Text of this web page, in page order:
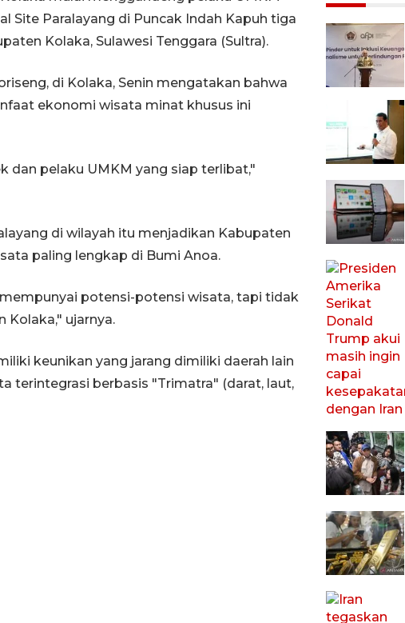
Site Paralayang di Puncak Indah Kapuh tiga
Kolaka, Sulawesi Tenggara (Sultra).
di Kolaka, Senin mengatakan bahwa
ekonomi wisata minat khusus ini
dan pelaku UMKM yang siap terlibat,"
di wilayah itu menjadikan Kabupaten
paling lengkap di Bumi Anoa.
potensi-potensi wisata, tapi tidak
Kolaka," ujarnya.
keunikan yang jarang dimiliki daerah lain
terintegrasi berbasis "Trimatra" (darat, laut,